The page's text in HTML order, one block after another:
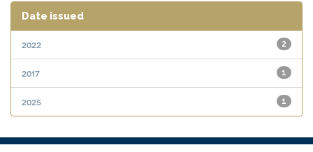
Date issued
2
2022
1
2017
1
2025